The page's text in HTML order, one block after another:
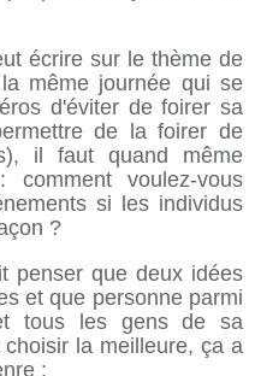
écrire sur le thème de
même journée qui se
d'éviter de foirer sa
de la foirer de
il faut quand même
comment voulez-vous
si les individus
?
penser que deux idées
et que personne parmi
tous les gens de sa
la meilleure, ça a
: